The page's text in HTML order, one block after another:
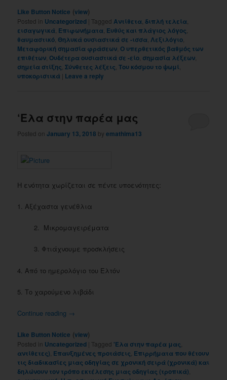
Like Button Notice (view)
Posted in Uncategorized | Tagged Αντίθετα ,διπλή τελεία
εισαγωγικά Επιφωνήματα Ευθύς και πλάγιος λόγος
θαυμαστικό ,Θηλυκά ουσιαστικά σε -ισσα Λεξιλόγιο
Μεταφορική σημασία φράσεων ,Ο υπερθετικός βαθμός των
επιθέτων ,Ουδέτερα ουσιαστικά σε -είο σημασία λέξεων
σημεία στίξης ,Σύνθετες λέξεις ,Του κόσμου το ψωμί
υποκοριστικά | Leave a reply
‘Ελα στην παρέα μας
Posted onJanuary 13, 2018 byemathima13
Η ενότητα χωρίζεται σε πέντε υποενότητες:
1. Αξέχαστα γενέθλια
2. Μικρομαγειρέματα
3. Φτιάχνουμε προσκλήσεις
4. Από το ημερολόγιο του Ελτόν
5. Το χαρούμενο λιβάδι
Continue reading →
Like Button Notice (view)
Posted in Uncategorized | Tagged 'Ελα στην παρέα μας
αντίθετες) Επαυξημένες προτάσεις Επιρρήματα που θέτουν
τις διαδικασίες μιας οδηγίας σε χρονική σειρά (χρονικά) και
δηλώνουν τον τρόπο εκτέλεσης μιας οδηγίας (τροπικά)